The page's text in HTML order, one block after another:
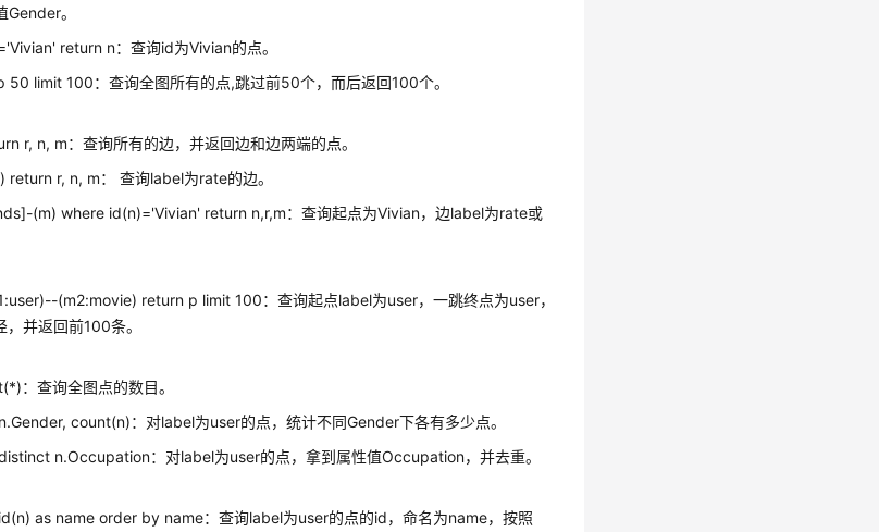
。
return n：查询id为Vivian的点。
limit 100：查询全图所有的点,跳过前50个，而后返回100个。
r, n, m：查询所有的边，并返回边和边两端的点。
r, n, m： 查询label为rate的边。
(m) where id(n)='Vivian' return n,r,m：查询起点为Vivian，边label为rate或
(m2:movie) return p limit 100：查询起点label为user，一跳终点为user，
并返回前100条。
：查询全图点的数目。
count(n)：对label为user的点，统计不同Gender下各有多少点。
n.Occupation：对label为user的点，拿到属性值Occupation，并去重。
as name order by name：查询label为user的点的id，命名为name，按照